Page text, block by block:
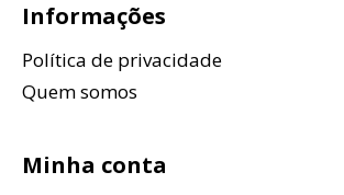
Informações
Política de privacidade
Quem somos
Minha conta